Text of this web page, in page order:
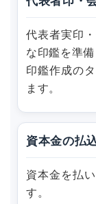
代表者実印
な印鑑を準備
印鑑作成の
ます。
資本金の払
資本金を払
す。